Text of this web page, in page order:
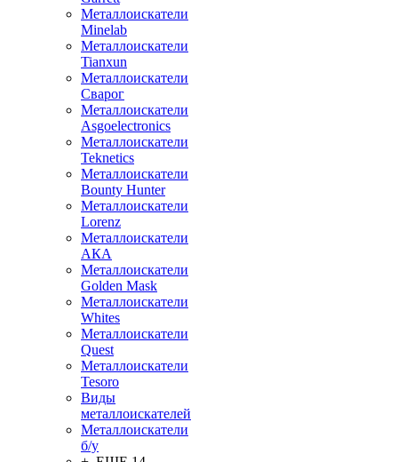
Металлоискатели
Minelab
Металлоискатели
Tianxun
Металлоискатели
Сварог
Металлоискатели
Asgoelectronics
Металлоискатели
Teknetics
Металлоискатели
Bounty Hunter
Металлоискатели
Lorenz
Металлоискатели
АКА
Металлоискатели
Golden Mask
Металлоискатели
Whites
Металлоискатели
Quest
Металлоискатели
Tesoro
Виды
металлоискателей
Металлоискатели
б/у